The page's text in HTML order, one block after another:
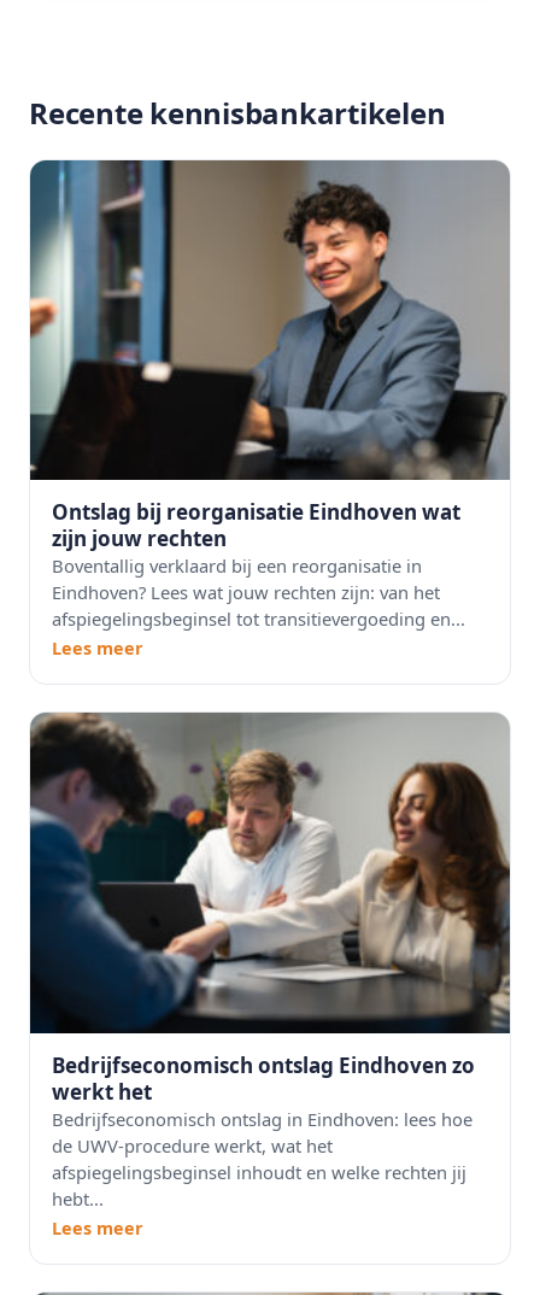
Recente kennisbankartikelen
Ontslag bij reorganisatie Eindhoven wat
zijn jouw rechten
Boventallig verklaard bij een reorganisatie in
Eindhoven? Lees wat jouw rechten zijn: van het
afspiegelingsbeginsel tot transitievergoeding en...
Lees meer
Bedrijfseconomisch ontslag Eindhoven zo
werkt het
Bedrijfseconomisch ontslag in Eindhoven: lees hoe
de UWV-procedure werkt, wat het
afspiegelingsbeginsel inhoudt en welke rechten jij
hebt...
Lees meer